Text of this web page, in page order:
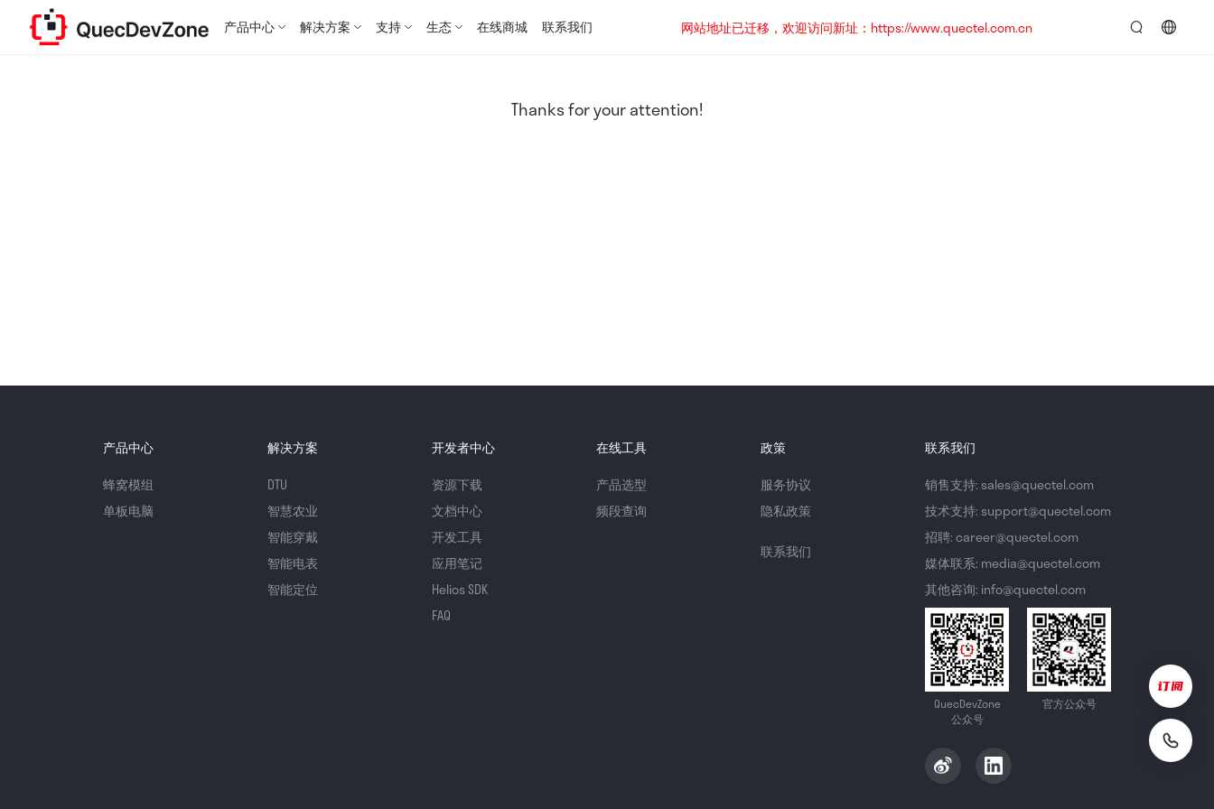
产品中心 解决方案 支持 生态 在线商城 联系我们
网站地址已迁移，欢迎访问新址：https://www.quectel.com.cn
Thanks for your attention!
产品中心
蜂窝模组
单板电脑
解决方案
DTU
智慧农业
智能穿戴
智能电表
智能定位
开发者中心
资源下载
文档中心
开发工具
应用笔记
Helios SDK
FAQ
在线工具
产品选型
频段查询
政策
服务协议
隐私政策
联系我们
联系我们
销售支持: sales@quectel.com
技术支持: support@quectel.com
招聘: career@quectel.com
媒体联系: media@quectel.com
其他咨询: info@quectel.com
QuecDevZone
公众号
官方公众号